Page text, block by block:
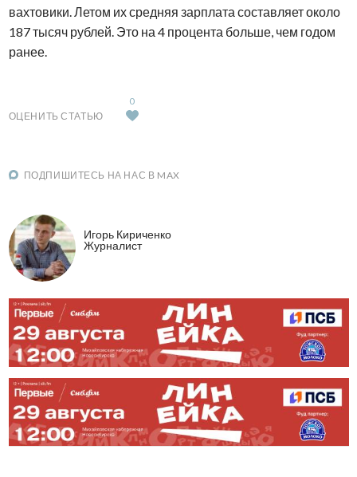
вахтовики. Летом их средняя зарплата составляет около
187 тысяч рублей. Это на 4 процента больше, чем годом
ранее.
ОЦЕНИТЬ СТАТЬЮ
0
ПОДПИШИТЕСЬ НА НАС В MAX
Игорь Кириченко
Журналист